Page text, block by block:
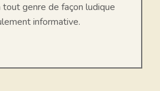
genre de façon ludique
informative.